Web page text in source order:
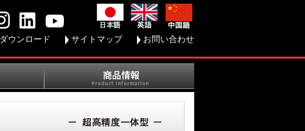
ダウンロード サイトマップ お問い合わせ